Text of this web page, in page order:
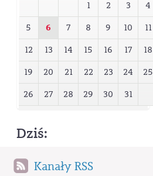
1 2 3
4
5
6 7 8 9 10
11
12
13 14 15 16 17
18
19
20 21 22 23 24
25
26
27 28 29 30 31
Dziś:
Kanały RSS